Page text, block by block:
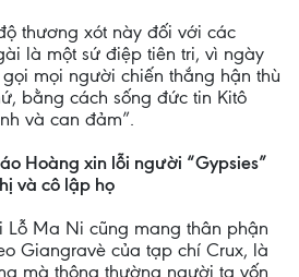
thương xót này đối với các
là một sứ điệp tiên tri, vì ngày
mọi người chiến thắng hận thù
bằng cách sống đức tin Kitô
và can đảm”.
Hoàng xin lỗi người “Gypsies”
và cô lập họ
Lỗ Ma Ni cũng mang thân phận
Giangravè của tạp chí Crux, là
mà thông thường người ta vốn